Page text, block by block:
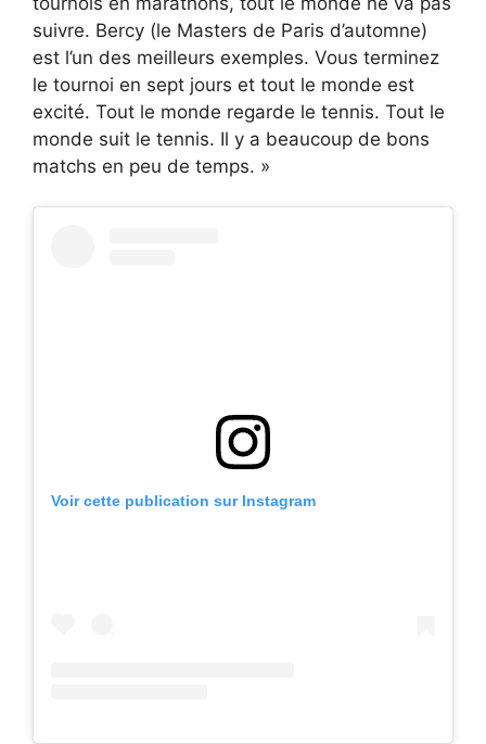
suivre. Bercy (le Masters de Paris d’automne)
est l’un des meilleurs exemples. Vous terminez
le tournoi en sept jours et tout le monde est
excité. Tout le monde regarde le tennis. Tout le
monde suit le tennis. Il y a beaucoup de bons
matchs en peu de temps. »
Voir cette publication sur Instagram